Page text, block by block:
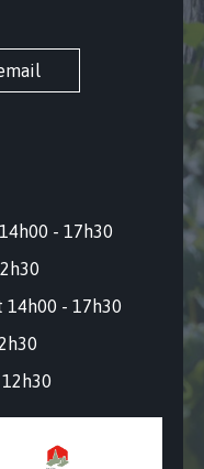
- 17h30
14h00 - 17h30